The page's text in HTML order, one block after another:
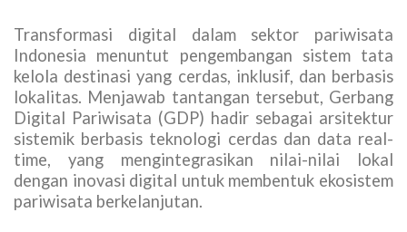
Transformasi digital dalam sektor pariwisata
Indonesia menuntut pengembangan sistem tata
kelola destinasi yang cerdas, inklusif, dan berbasis
lokalitas. Menjawab tantangan tersebut, Gerbang
Digital Pariwisata (GDP) hadir sebagai arsitektur
sistemik berbasis teknologi cerdas dan data real-
time, yang mengintegrasikan nilai-nilai lokal
dengan inovasi digital untuk membentuk ekosistem
pariwisata berkelanjutan.